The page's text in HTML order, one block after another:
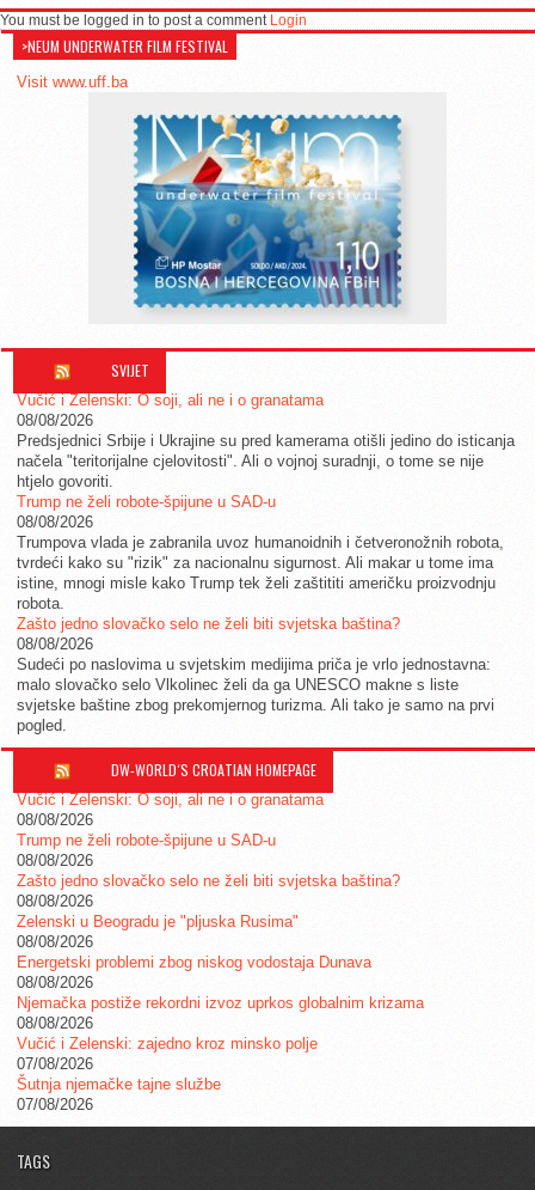
You must be logged in to post a comment Login
>NEUM UNDERWATER FILM FESTIVAL
Visit www.uff.ba
SVIJET
Vučić i Zelenski: O soji, ali ne i o granatama
08/08/2026
Predsjednici Srbije i Ukrajine su pred kamerama otišli jedino do isticanja
načela "teritorijalne cjelovitosti". Ali o vojnoj suradnji, o tome se nije
htjelo govoriti.
Trump ne želi robote-špijune u SAD-u
08/08/2026
Trumpova vlada je zabranila uvoz humanoidnih i četveronožnih robota,
tvrdeći kako su "rizik" za nacionalnu sigurnost. Ali makar u tome ima
istine, mnogi misle kako Trump tek želi zaštititi američku proizvodnju
robota.
Zašto jedno slovačko selo ne želi biti svjetska baština?
08/08/2026
Sudeći po naslovima u svjetskim medijima priča je vrlo jednostavna:
malo slovačko selo Vlkolinec želi da ga UNESCO makne s liste
svjetske baštine zbog prekomjernog turizma. Ali tako je samo na prvi
pogled.
DW-WORLD´S CROATIAN HOMEPAGE
Vučić i Zelenski: O soji, ali ne i o granatama
08/08/2026
Trump ne želi robote-špijune u SAD-u
08/08/2026
Zašto jedno slovačko selo ne želi biti svjetska baština?
08/08/2026
Zelenski u Beogradu je "pljuska Rusima"
08/08/2026
Energetski problemi zbog niskog vodostaja Dunava
08/08/2026
Njemačka postiže rekordni izvoz uprkos globalnim krizama
08/08/2026
Vučić i Zelenski: zajedno kroz minsko polje
07/08/2026
Šutnja njemačke tajne službe
07/08/2026
TAGS